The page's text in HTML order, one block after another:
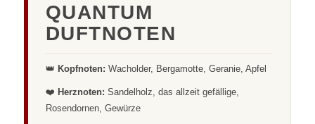
QUANTUM
DUFTNOTEN
👑 Kopfnoten: Wacholder, Bergamotte, Geranie, Apfel
❤️ Herznoten: Sandelholz, das allzeit gefällige,
Rosendornen, Gewürze